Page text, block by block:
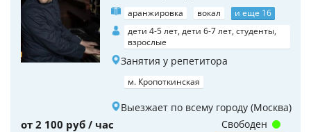
аранжировка вокал
и еще 16
дети 4-5 лет, дети 6-7 лет, студенты,
взрослые
Занятия у репетитора
м. Кропоткинская
Выезжает по всему городу (Москва)
от 2 100 руб / час Свободен